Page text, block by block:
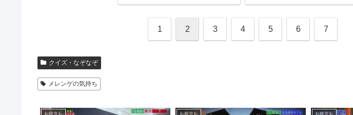
1 2 3 4 5 6 7
クイズ・なぞなぞ
メレンゲの気持ち